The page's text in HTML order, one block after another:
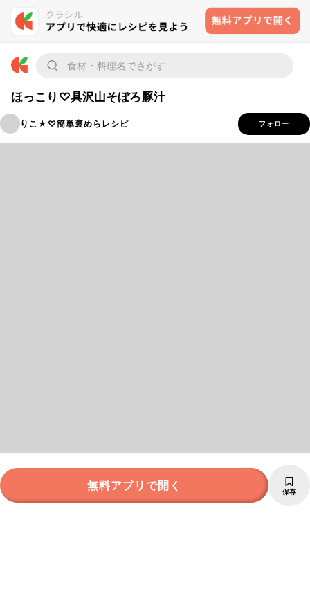
ほっこり♡具沢山そぼろ豚汁
りこ★♡簡単褒めらレシピ フォロー
無料アプリで開く 保存